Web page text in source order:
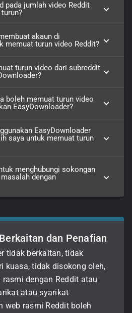
pada jumlah video Reddit
akaun di
memuat turun video Reddit?
turun video dari subreddit
boleh memuat turun video
EasyDownloader?
EasyDownloader
saya untuk memuat turun
menghubungi sokongan
dengan
dan Penafian
tidak berkaitan, tidak
kuasa, tidak disokong oleh,
dengan Reddit atau
atau syarikat
web rasmi Reddit boleh